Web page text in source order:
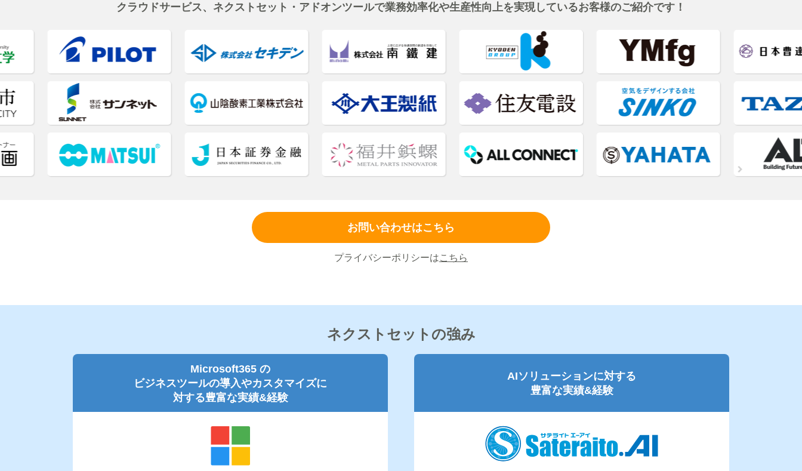
クラウドサービス、ネクストセット・アドオンツールで業務効率化や生産性向上を実現しているお客様のご紹介です！
お問い合わせはこちら
プライバシーポリシーはこちら
ネクストセットの強み
Microsoft365 の
ビジネスツールの導入やカスタマイズに
対する豊富な実績&経験
AIソリューションに対する
豊富な実績&経験